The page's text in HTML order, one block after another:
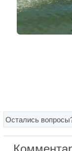
Остались